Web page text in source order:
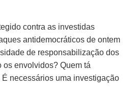
contra as investidas
antidemocráticos de ontem
de responsabilização dos
os envolvidos? Quem tá
necessários uma investigação